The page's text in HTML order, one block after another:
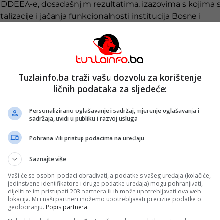
e, dosadašnjim rezultatima, izazovima s kojima
i jačanja funkcionalnosti institucija Bosne i
IDDEEA-e, tvrdeći da se kroz digitalizaciju
Agencije nazvao je “nekim Badnjevićem”, uz
pokušaju uzurpacije”.
realnih identiteta, registara i ličnih podataka koji su
poslova”, napisao je Dodik.
samo u okviru, kako tvrdi, jasno utvrđenih
od svojih nadležnosti “neće odstupiti nikad”.
češće u fokusu javnosti zbog procesa digitalizacije,
agencije u modernizaciji administrativnih procesa u
sporova u vezi s nadležnostima IDDEEA-e, posebno
RS da preuzme određene poslove iz oblasti
BiH je, prema ranijim informacijama, potvrdio
Tuzlainfo.ba traži vašu dozvolu za korištenje
ličnih podataka za sljedeće:
Personalizirano oglašavanje i sadržaj, mjerenje oglašavanja i
sadržaja, uvidi u publiku i razvoj usluga
Pohrana i/ili pristup podacima na uređaju
Saznajte više
Vaši će se osobni podaci obrađivati, a podatke s vašeg uređaja (kolačiće,
jedinstvene identifikatore i druge podatke uređaja) mogu pohranjivati,
dijeliti te im pristupati 203 partnera ili ih može upotrebljavati ova web-
lokacija. Mi i naši partneri možemo upotrebljavati precizne podatke o
geolociranju. Popis partnera.